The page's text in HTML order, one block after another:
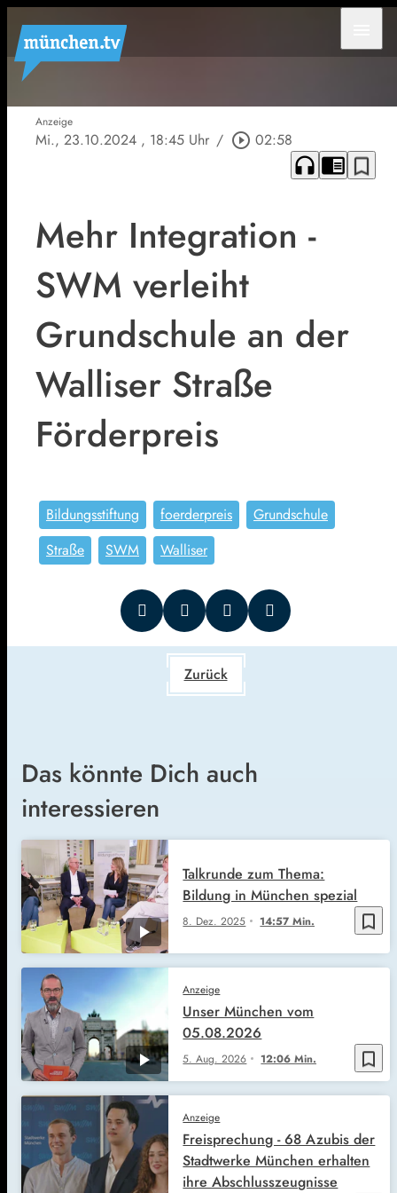
Anzeige
Mi., 23.10.2024 , 18:45 Uhr / play_circle_outline 02:58
headphones chrome_reader_mode bookmark_border
Mehr Integration -
SWM verleiht
Grundschule an der
Walliser Straße
Förderpreis
Bildungsstiftung foerderpreis
Grundschule
Straße
SWM Walliser
Zurück
Das könnte Dich auch
interessieren
bookmark_border
8. Dez. 2025 14:57 Min.
Talkrunde zum Thema:
Bildung in München spezial
bookmark_border
Anzeige
5. Aug. 2026 12:06 Min.
Unser München vom
05.08.2026
Anzeige
Freisprechung - 68 Azubis der
Stadtwerke München erhalten
ihre Abschlusszeugnisse